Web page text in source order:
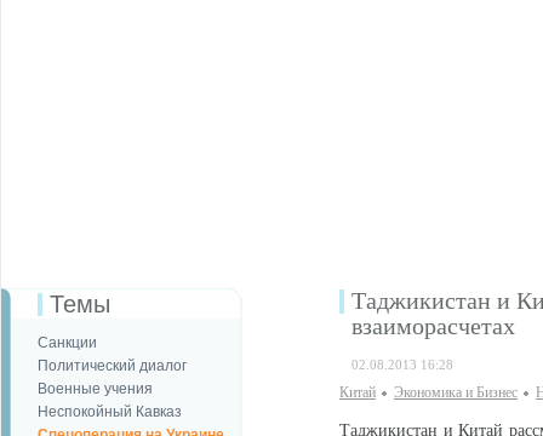
Темы
Санкции
Политический диалог
Военные учения
Неспокойный Кавказ
Таджикистан и
взаиморасчетах
02.08.2013 16:28
Китай Экономика и Бизнес
Таджикистан и Китай